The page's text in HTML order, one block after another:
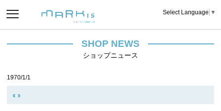
Select Language ▼
SHOP NEWS
ショップニュース
1970/1/1